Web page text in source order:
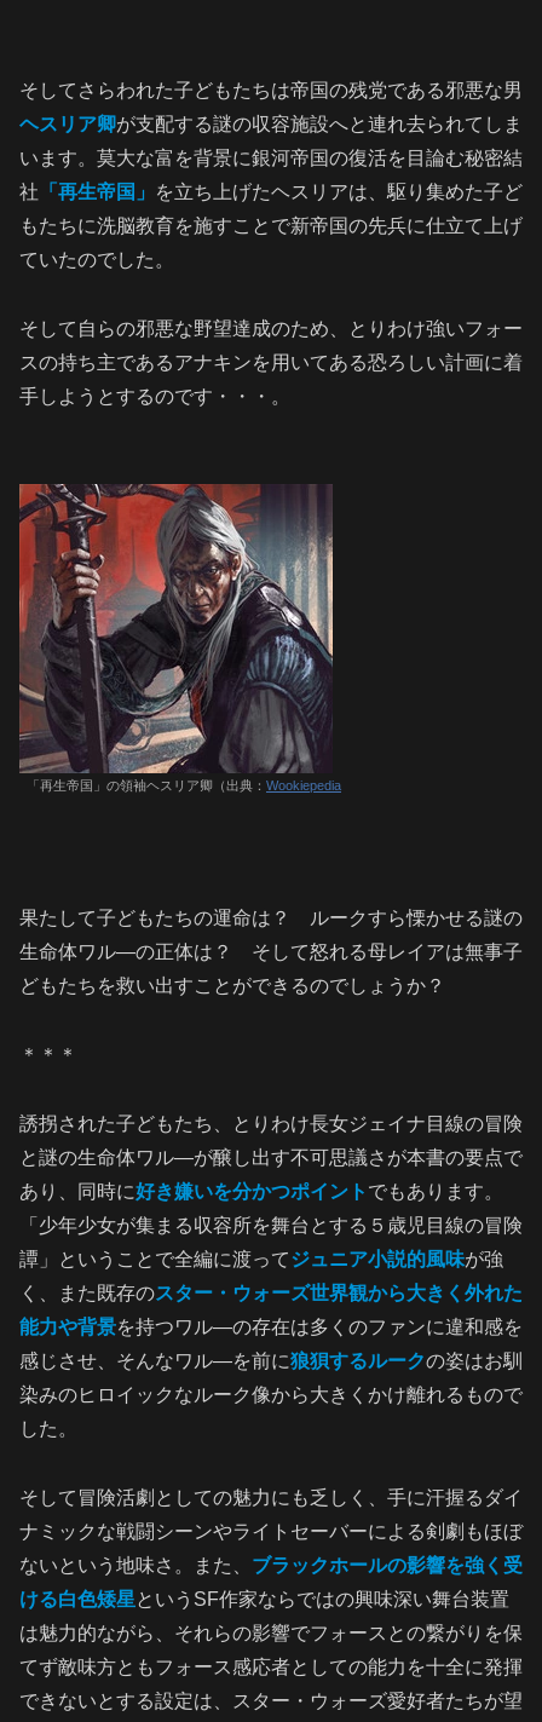
そしてさらわれた子どもたちは帝国の残党である邪悪な男
ヘスリア卿が支配する謎の収容施設へと連れ去られてしま
います。莫大な富を背景に銀河帝国の復活を目論む秘密結
社 「再生帝国」
を立ち上げたヘスリアは、駆り集めた子ど
もたちに洗脳教育を施すことで新帝国の先兵に仕立て上げ
ていたのでした。
そして自らの邪悪な野望達成のため、とりわけ強いフォー
スの持ち主であるアナキンを用いてある恐ろしい計画に着
手しようとするのです・・・。
「再生帝国」の領袖ヘスリア卿（出典： Wookiepedia
果たして子どもたちの運命は？ ルークすら慄かせる謎の
生命体ワル―の正体は？ そして怒れる母レイアは無事子
どもたちを救い出すことができるのでしょうか？
＊＊＊
誘拐された子どもたち、とりわけ長女ジェイナ目線の冒険
と謎の生命体ワル―が醸し出す不可思議さが本書の要点で
あり、同時に好き嫌いを分かつポイント でもあります。
「少年少女が集まる収容所を舞台とする５歳児目線の冒険
譚」ということで全編に渡ってジュニア小説的風味が強
く、また既存のスター・ウォーズ世界観から大きく外れた
能力や背景を持つワル―の存在は多くのファンに違和感を
感じさせ、そんなワル―を前に狼狽するルークの姿はお馴
染みのヒロイックなルーク像から大きくかけ離れるもので
した。
そして冒険活劇としての魅力にも乏しく、手に汗握るダイ
ナミックな戦闘シーンやライトセーバーによる剣劇もほぼ
ないという地味さ。また、 ブラックホールの影響を強く受
ける白色矮星というSF作家ならではの興味深い舞台装置
は魅力的ながら、それらの影響でフォースとの繋がりを保
てず敵味方ともフォース感応者としての能力を十全に発揮
できないとする設定は、スター・ウォーズ愛好者たちが望